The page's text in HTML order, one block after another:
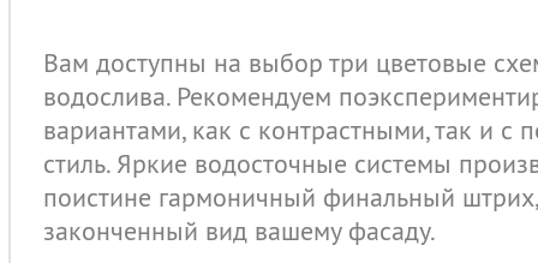
Вам доступны на выбор три цветовые
водослива. Рекомендуем
вариантами, как с контрастными, так и
стиль. Яркие водосточные системы
поистине гармоничный финальный
законченный вид вашему фасаду.